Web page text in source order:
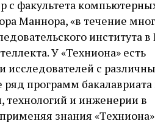
факультета
Маннора, «в течение
института в
У «Техниона» есть
исследователей с
ряд программ бакалавриата
технологий и инженерии в
знания